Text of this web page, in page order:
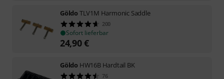
GöldoTLV1M Harmonic Saddle
200
Sofort lieferbar
24,90€
Göldo HW16B Hardtail BK
76